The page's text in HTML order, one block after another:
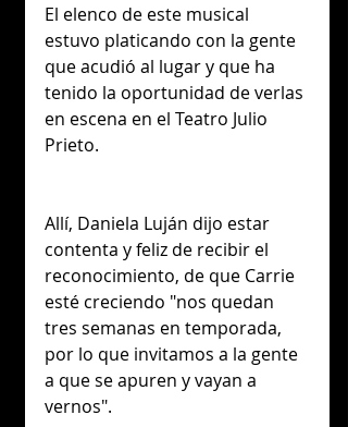
El elenco de este musical
estuvo platicando con la gente
que acudió al lugar y que ha
tenido la oportunidad de verlas
en escena en el Teatro Julio
Prieto.
Allí, Daniela Luján dijo estar
contenta y feliz de recibir el
reconocimiento, de que Carrie
esté creciendo "nos quedan
tres semanas en temporada,
por lo que invitamos a la gente
a que se apuren y vayan a
vernos".